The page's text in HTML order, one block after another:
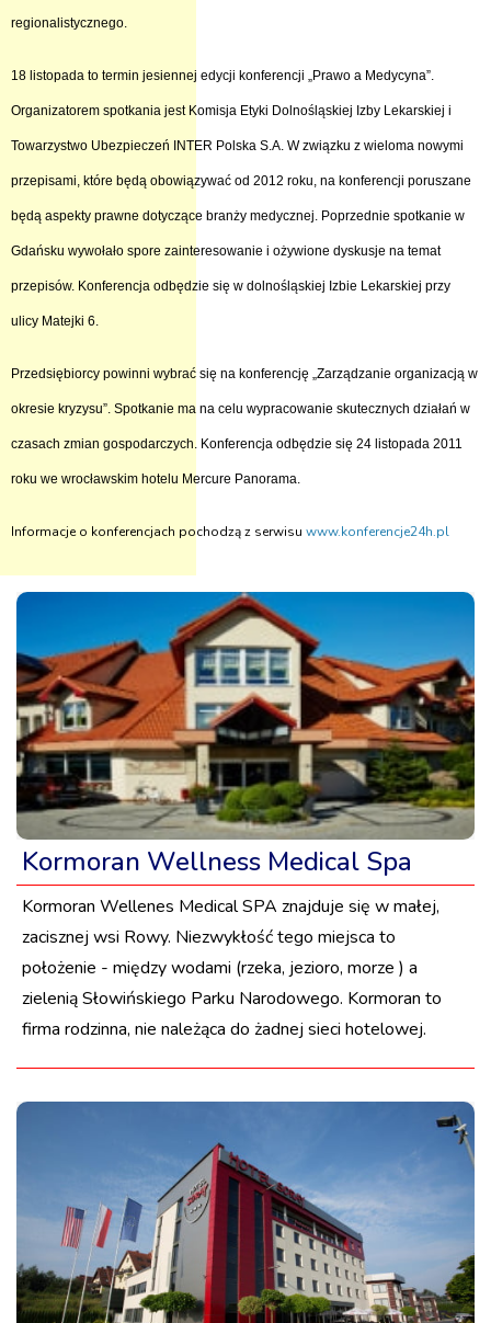
regionalistycznego.
18 listopada to termin jesiennej edycji konferencji „Prawo a Medycyna”.
Organizatorem spotkania jest Komisja Etyki Dolnośląskiej Izby Lekarskiej i
Towarzystwo Ubezpieczeń INTER Polska S.A. W związku z wieloma nowymi
przepisami, które będą obowiązywać od 2012 roku, na konferencji poruszane
będą aspekty prawne dotyczące branży medycznej. Poprzednie spotkanie w
Gdańsku wywołało spore zainteresowanie i ożywione dyskusje na temat
przepisów. Konferencja odbędzie się w dolnośląskiej Izbie Lekarskiej przy
ulicy Matejki 6.
Przedsiębiorcy powinni wybrać się na konferencję „Zarządzanie organizacją w
okresie kryzysu”. Spotkanie ma na celu wypracowanie skutecznych działań w
czasach zmian gospodarczych. Konferencja odbędzie się 24 listopada 2011
roku we wrocławskim hotelu Mercure Panorama.
Informacje o konferencjach pochodzą z serwisu www.konferencje24h.pl
Kormoran Wellness Medical Spa
Kormoran Wellenes Medical SPA znajduje się w małej,
zacisznej wsi Rowy. Niezwykłość tego miejsca to
położenie - między wodami (rzeka, jezioro, morze ) a
zielenią Słowińskiego Parku Narodowego. Kormoran to
firma rodzinna, nie należąca do żadnej sieci hotelowej.